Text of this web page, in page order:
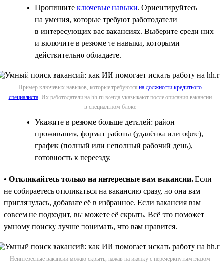
Пропишите ключевые навыки. Ориентируйтесь
на умения, которые требуют работодатели
в интересующих вас вакансиях. Выберите среди них
и включите в резюме те навыки, которыми
действительно обладаете.
Пример ключевых навыков, которые требуются на должности кредитного
специалиста. Их работодатели на hh.ru всегда указывают после описания вакансии
в специальном блоке
Укажите в резюме больше деталей: район
проживания, формат работы (удалёнка или офис),
график (полный или неполный рабочий день),
готовность к переезду.
• Откликайтесь только на интересные вам вакансии. Если
не собираетесь откликаться на вакансию сразу, но она вам
приглянулась, добавьте её в избранное. Если вакансия вам
совсем не подходит, вы можете её скрыть. Всё это поможет
умному поиску лучше понимать, что вам нравится.
Неинтересные вакансии можно скрыть, нажав на иконку с перечёркнутым глазом